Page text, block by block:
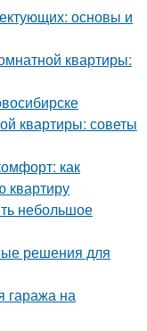
основы и
квартиры:
квартиры: советы
как
квартиру
небольшое
решения для
гаража на